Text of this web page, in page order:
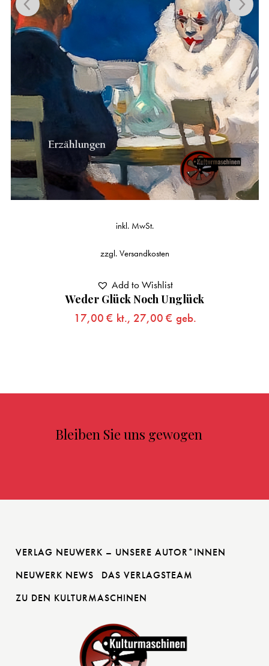
Weder Glück Noch Unglück
17,00 € kt., 27,00 € geb.
inkl. MwSt.
zzgl. Versandkosten
Add to Wishlist
Bleiben Sie uns gewogen
VERLAG NEUWERK – UNSERE AUTOR*INNEN
NEUWERK NEWS
DAS VERLAGSTEAM
ZU DEN KULTURMASCHINEN